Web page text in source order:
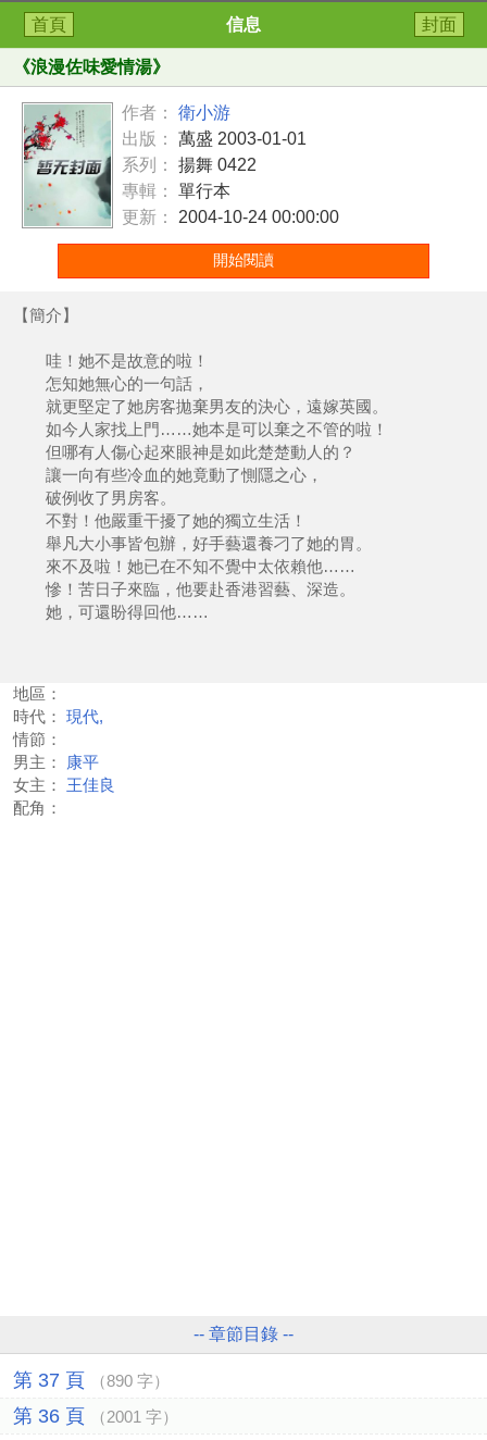
首頁 信息 封面
《浪漫佐味愛情湯》
作者：
衛小游
出版：
萬盛 2003-01-01
系列：
揚舞 0422
專輯：
單行本
更新：
2004-10-24 00:00:00
開始閱讀
【簡介】
哇！她不是故意的啦！
怎知她無心的一句話，
就更堅定了她房客拋棄男友的決心，遠嫁英國。
如今人家找上門……她本是可以棄之不管的啦！
但哪有人傷心起來眼神是如此楚楚動人的？
讓一向有些冷血的她竟動了惻隱之心，
破例收了男房客。
不對！他嚴重干擾了她的獨立生活！
舉凡大小事皆包辦，好手藝還養刁了她的胃。
來不及啦！她已在不知不覺中太依賴他……
慘！苦日子來臨，他要赴香港習藝、深造。
她，可還盼得回他……
地區：
時代：
現代,
情節：
男主：
康平
女主：
王佳良
配角：
-- 章節目錄 --
第 37 頁 （890 字）
第 36 頁 （2001 字）